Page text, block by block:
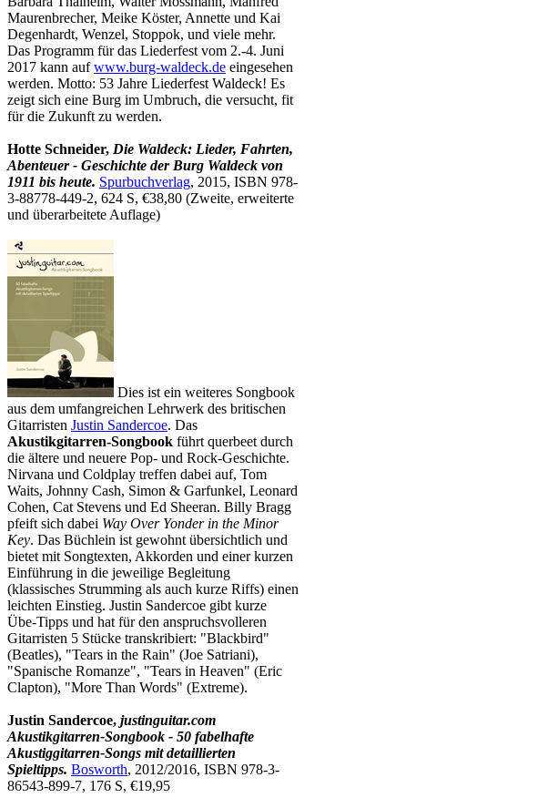
Maurenbrecher, Meike Köster, Annette und Kai
Degenhardt, Wenzel, Stoppok, und viele mehr.
Das Programm für das Liederfest vom 2.-4. Juni
2017 kann aufwww.burg-waldeck.de eingesehen
werden. Motto: 53 Jahre Liederfest Waldeck! Es
zeigt sich eine Burg im Umbruch, die versucht, fit
für die Zukunft zu werden.
Hotte Schneider, Die Waldeck: Lieder, Fahrten,
Abenteuer - Geschichte der Burg Waldeck von
1911 bis heute. Spurbuchverlag, 2015, ISBN 978-
3-88778-449-2, 624 S, €38,80 (Zweite, erweiterte
und überarbeitete Auflage)
Dies ist ein weiteres Songbook
aus dem umfangreichen Lehrwerk des britischen
Gitarristen Justin Sandercoe. Das
Akustikgitarren-Songbook führt querbeet durch
die ältere und neuere Pop- und Rock-Geschichte.
Nirvana und Coldplay treffen dabei auf, Tom
Waits, Johnny Cash, Simon & Garfunkel, Leonard
Cohen, Cat Stevens und Ed Sheeran. Billy Bragg
pfeift sich dabei Way Over Yonder in the Minor
Key. Das Büchlein ist gewohnt übersichtlich und
bietet mit Songtexten, Akkorden und einer kurzen
Einführung in die jeweilige Begleitung
(klassisches Strumming als auch kurze Riffs) einen
leichten Einstieg. Justin Sandercoe gibt kurze
Übe-Tipps und hat für den anspruchsvolleren
Gitarristen 5 Stücke transkribiert: "Blackbird"
(Beatles), "Tears in the Rain" (Joe Satriani),
"Spanische Romanze", "Tears in Heaven" (Eric
Clapton), "More Than Words" (Extreme).
Justin Sandercoe, justinguitar.com
Akustikgitarren-Songbook - 50 fabelhafte
Akustiggitarren-Songs mit detaillierten
Spieltipps. Bosworth, 2012/2016, ISBN 978-3-
86543-899-7, 176 S, €19,95